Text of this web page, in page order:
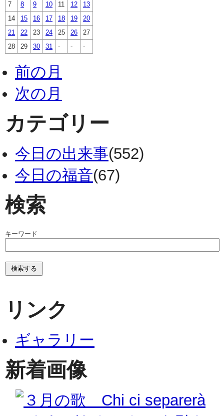
7
8 9 10 11 12
13
14
15 16 17 18 19
20
21
22 23 24 25 26
27
28
29 30 31 - - -
前の月
次の月
カテゴリー
今日の出来事(552)
今日の福音(67)
検索
キーワード
リンク
ギャラリー
新着画像